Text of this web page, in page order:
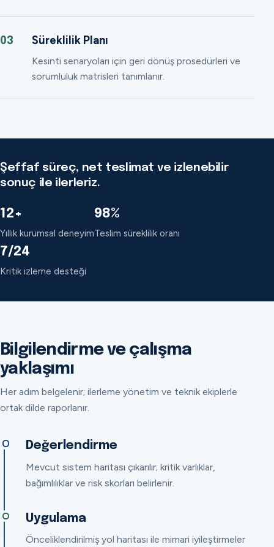
03 Süreklilik Planı
Kesinti senaryoları için geri dönüş prosedürleri ve
sorumluluk matrisleri tanımlanır.
Şeffaf süreç, net teslimat ve izlenebilir
sonuç ile ilerleriz.
12+
Yıllık kurumsal deneyim
98%
Teslim süreklilik oranı
7/24
Kritik izleme desteği
Bilgilendirme ve çalışma
yaklaşımı
Her adım belgelenir; ilerleme yönetim ve teknik ekiplerle
ortak dilde raporlanır.
Değerlendirme
Mevcut sistem haritası çıkarılır; kritik varlıklar,
bağımlılıklar ve risk skorları belirlenir.
Uygulama
Önceliklendirilmiş yol haritası ile mimari iyileştirmeler